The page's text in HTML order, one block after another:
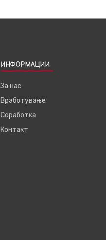
ИНФОРМАЦИИ
За нас
Вработување
Соработка
Контакт